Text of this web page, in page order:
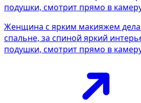
Женщина с ярким макияжем
спальне, за спиной яркий
подушки, смотрит прямо в